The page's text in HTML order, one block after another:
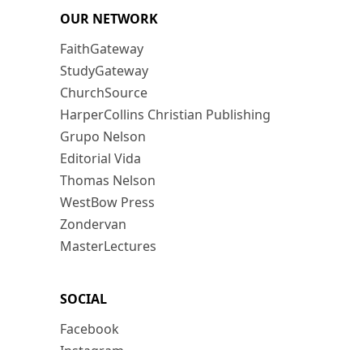
OUR NETWORK
FaithGateway
StudyGateway
ChurchSource
HarperCollins Christian Publishing
Grupo Nelson
Editorial Vida
Thomas Nelson
WestBow Press
Zondervan
MasterLectures
SOCIAL
Facebook